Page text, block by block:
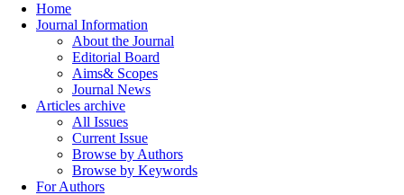
Home
Journal Information
About the Journal
Editorial Board
Aims& Scopes
Journal News
Articles archive
All Issues
Current Issue
Browse by Authors
Browse by Keywords
For Authors